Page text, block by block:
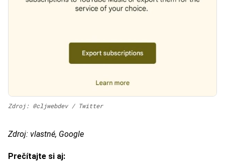
Zdroj: @cljwebdev / Twitter
Zdroj: vlastné, Google
Prečítajte si aj: